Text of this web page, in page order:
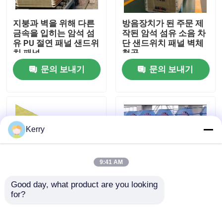
공장 여행
품질 관리
연락주세요
인용문을 요구하세요
강철 구조물 건물
지붕과 벽을 위해 다른
금속을 입히는 암석 섬
유 PU 절연 패널 샌드위
치 패널
문의 보내기
방음장치가 된 주문 제
작된 암석 섬유 소음 차
단 샌드위치 패널 벽체
철골
문의 보내기
75 밀리미터 80 밀리미
Kerry
9:41 AM
Good day, what product are you looking
for?